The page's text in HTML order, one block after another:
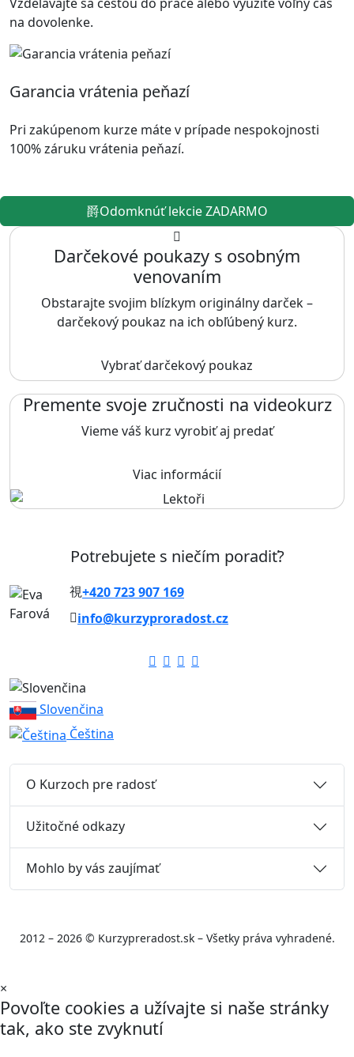
na dovolenke.
Garancia vrátenia peňazí
Pri zakúpenom kurze máte v prípade nespokojnosti
100% záruku vrátenia peňazí.
Odomknúť lekcie ZADARMO
Darčekové poukazy s osobným
venovaním
Obstarajte svojim blízkym originálny darček –
darčekový poukaz na ich obľúbený kurz.
Vybrať darčekový poukaz
Premente svoje zručnosti na videokurz
Vieme váš kurz vyrobiť aj predať
Viac informácií
Potrebujete s niečím poradiť?
+420 723 907 169
info@kurzyproradost.cz
Slovenčina
Čeština
O Kurzoch pre radosť
Užitočné odkazy
Mohlo by vás zaujímať
2012 – 2026 © Kurzypreradost.sk – Všetky práva vyhradené.
×
Povoľte cookies a užívajte si naše stránky
tak, ako ste zvyknutí